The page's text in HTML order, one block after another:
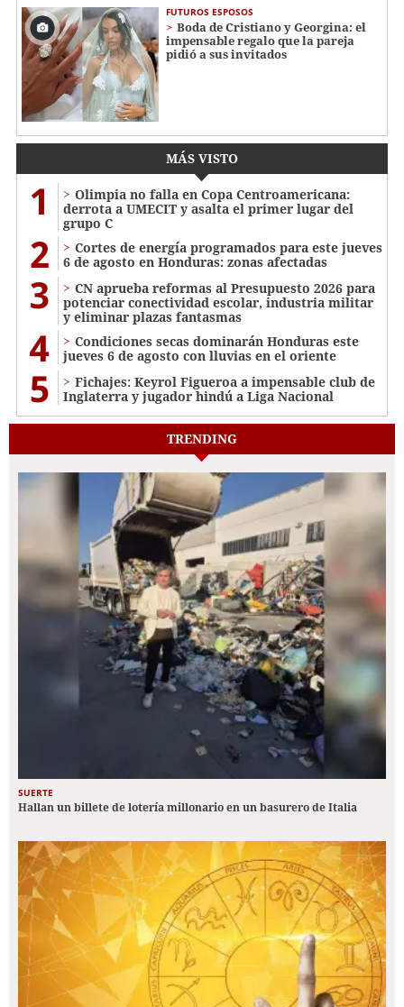
FUTUROS ESPOSOS
Boda de Cristiano y Georgina: el
impensable regalo que la pareja
pidió a sus invitados
MÁS VISTO
1
Olimpia no falla en Copa Centroamericana:
derrota a UMECIT y asalta el primer lugar del
grupo C
2
Cortes de energía programados para este jueves
6 de agosto en Honduras: zonas afectadas
3
CN aprueba reformas al Presupuesto 2026 para
potenciar conectividad escolar, industria militar
y eliminar plazas fantasmas
4
Condiciones secas dominarán Honduras este
jueves 6 de agosto con lluvias en el oriente
5
Fichajes: Keyrol Figueroa a impensable club de
Inglaterra y jugador hindú a Liga Nacional
TRENDING
SUERTE
Hallan un billete de lotería millonario en un basurero de Italia